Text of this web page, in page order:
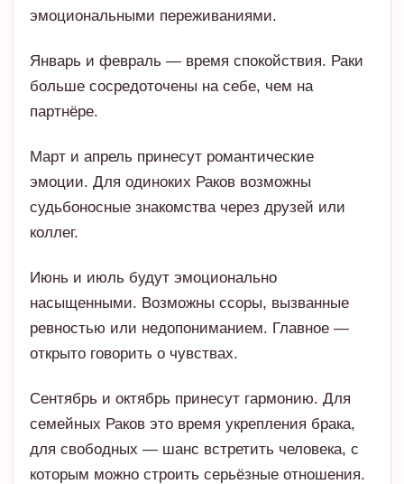
эмоциональными переживаниями.
Январь и февраль — время спокойствия. Раки
больше сосредоточены на себе, чем на
партнёре.
Март и апрель принесут романтические
эмоции. Для одиноких Раков возможны
судьбоносные знакомства через друзей или
коллег.
Июнь и июль будут эмоционально
насыщенными. Возможны ссоры, вызванные
ревностью или недопониманием. Главное —
открыто говорить о чувствах.
Сентябрь и октябрь принесут гармонию. Для
семейных Раков это время укрепления брака,
для свободных — шанс встретить человека, с
которым можно строить серьёзные отношения.